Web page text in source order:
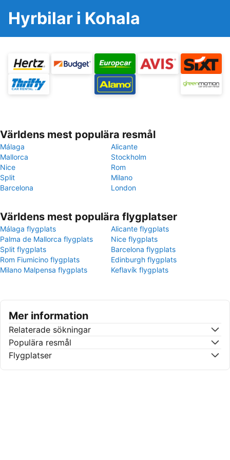
Hyrbilar i Kohala
Världens mest populära resmål
Málaga
Alicante
Mallorca
Stockholm
Nice
Rom
Split
Milano
Barcelona
London
Världens mest populära flygplatser
Málaga flygplats
Alicante flygplats
Palma de Mallorca flygplats
Nice flygplats
Split flygplats
Barcelona flygplats
Rom Fiumicino flygplats
Edinburgh flygplats
Milano Malpensa flygplats
Keflavík flygplats
Mer information
Relaterade sökningar
Populära resmål
Flygplatser